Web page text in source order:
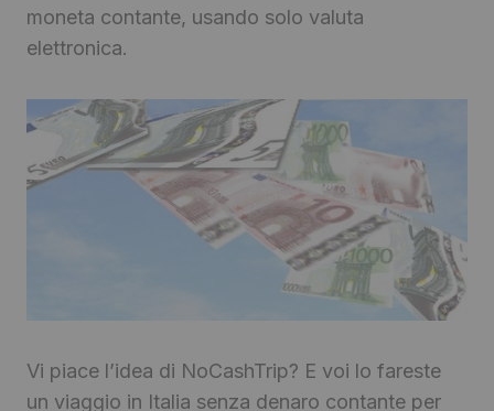
moneta contante, usando solo valuta
elettronica.
Vi piace l’idea di NoCashTrip? E voi lo fareste
un viaggio in Italia senza denaro contante per